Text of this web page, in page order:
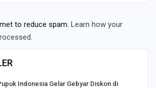
to reduce spam. Learn how your
Indonesia Gelar Gebyar Diskon di